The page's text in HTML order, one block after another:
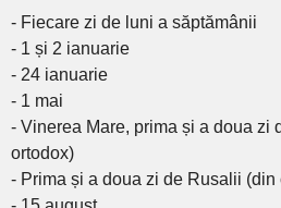
- Fiecare zi de luni a săptămânii
- 1 și 2 ianuarie
- 24 ianuarie
- 1 mai
- Vinerea Mare, prima și a doua zi
ortodox)
- Prima și a doua zi de Rusalii